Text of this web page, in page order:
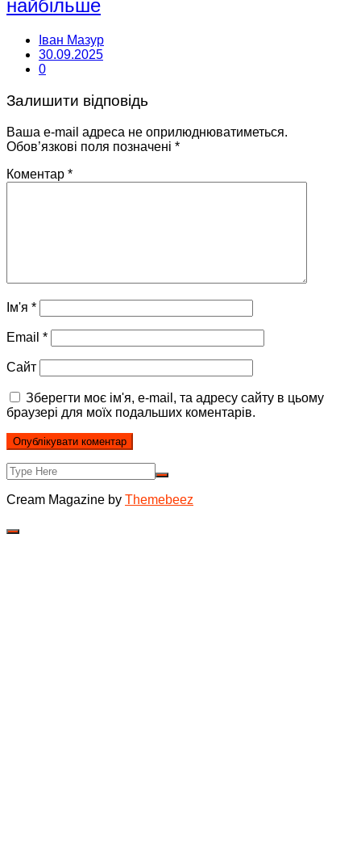
найбільше
Іван Мазур
30.09.2025
0
Залишити відповідь
Ваша e-mail адреса не оприлюднюватиметься.
Обов’язкові поля позначені *
Коментар *
Ім'я *
Email *
Сайт
Зберегти моє ім'я, e-mail, та адресу сайту в цьому
браузері для моїх подальших коментарів.
Cream Magazine by Themebeez